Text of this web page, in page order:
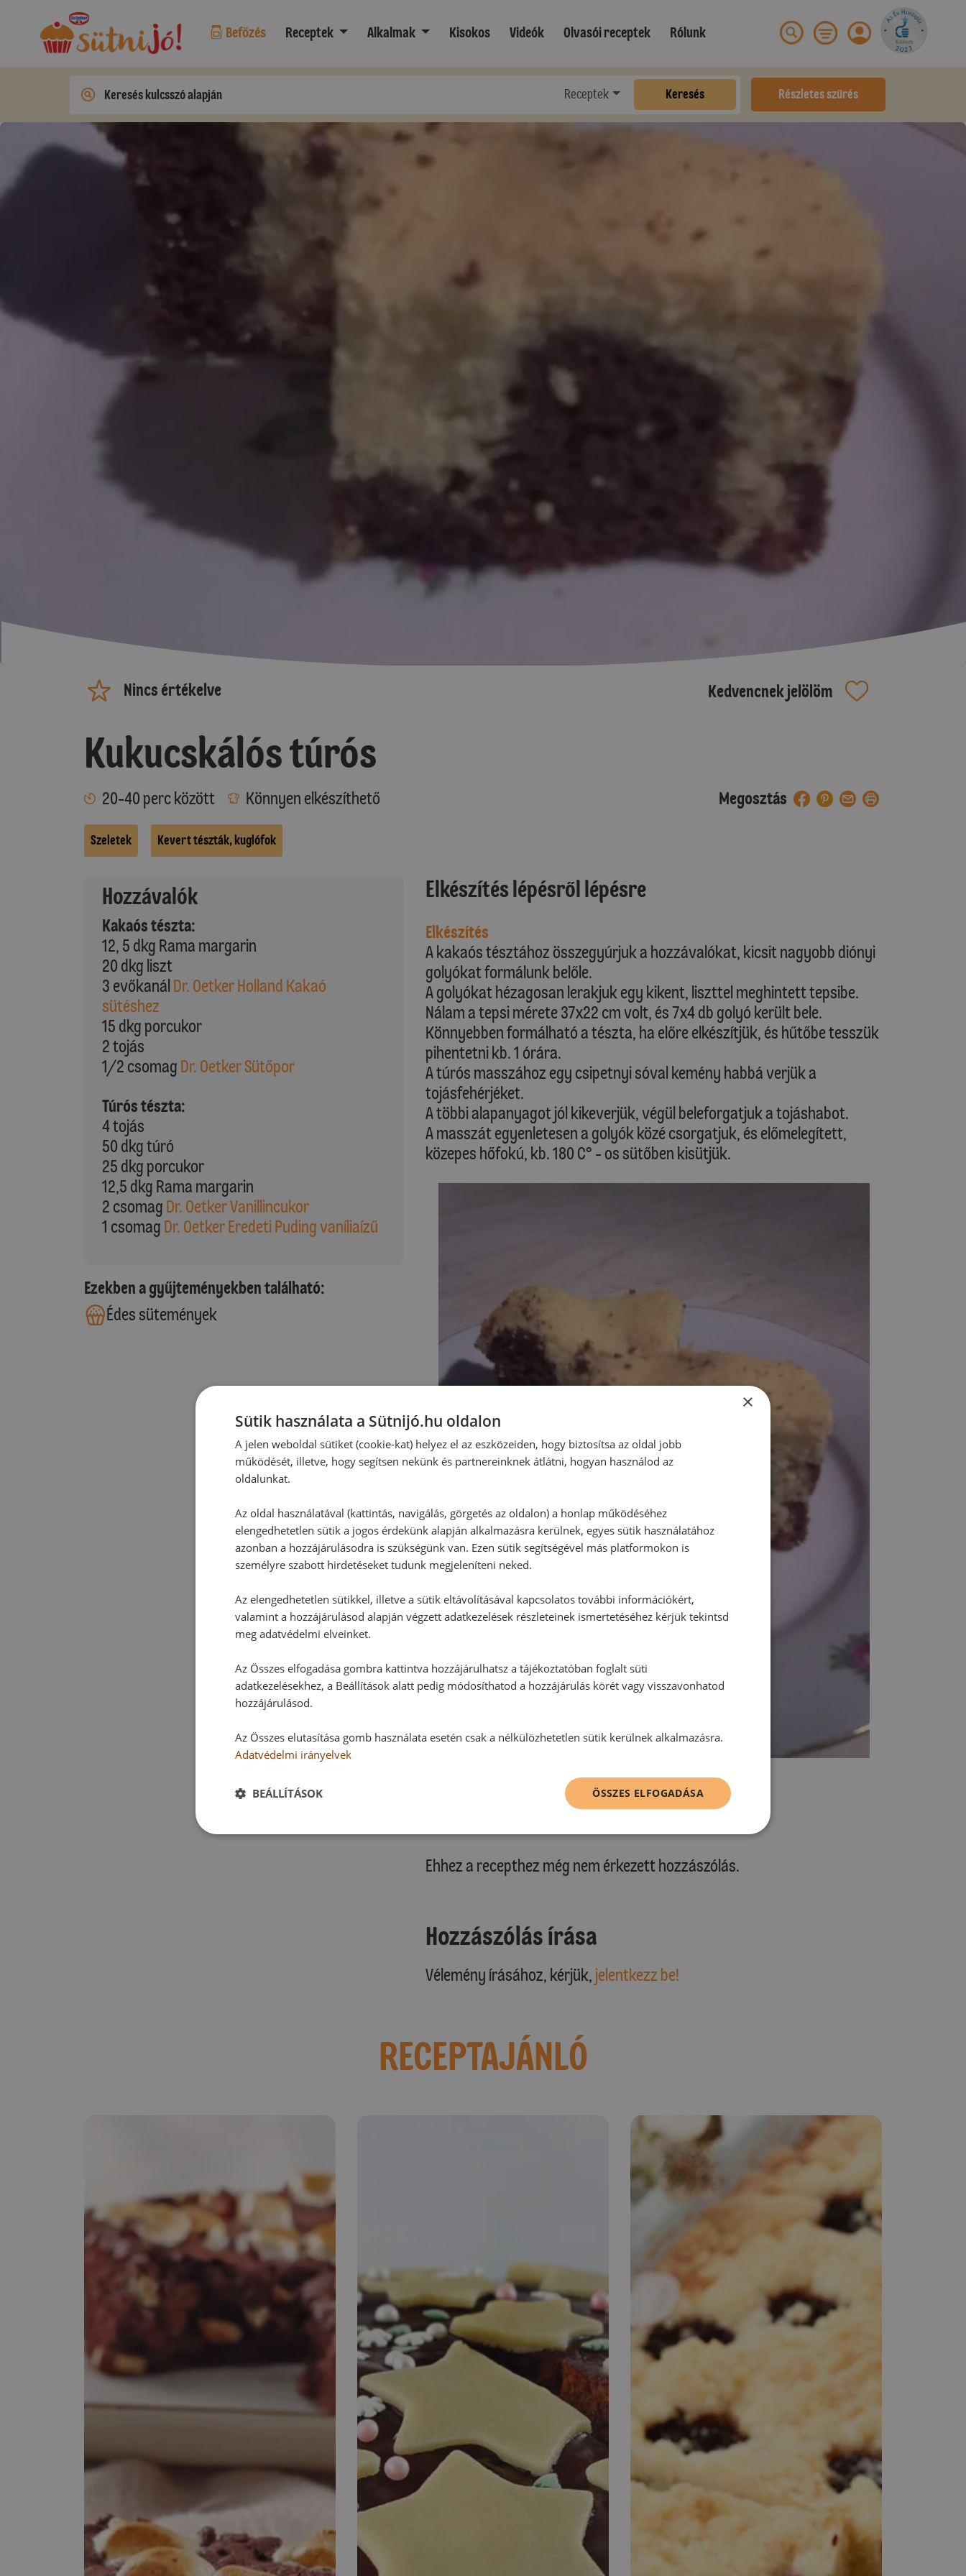
Befőzés Receptek Alkalmak Kisokos Videók Olvasói receptek Rólunk
Receptek Keresés Részletes szűrés
Nincs értékelve Kedvencnek jelölöm
Kukucskálós túrós
20-40 perc között Könnyen elkészíthető Megosztás
Szeletek Kevert tészták, kuglófok
Hozzávalók
Kakaós tészta:
12, 5 dkg Rama margarin
20 dkg liszt
3 evőkanálDr. Oetker Holland Kakaó
sütéshez
15 dkg porcukor
2 tojás
1/2 csomag Dr. Oetker Sütőpor
Túrós tészta:
4 tojás
50 dkg túró
25 dkg porcukor
12,5 dkg Rama margarin
2 csomag Dr. Oetker Vanillincukor
1 csomag Dr. Oetker Eredeti Puding vaníliaízű
Ezekben a gyűjteményekben található:
Édes sütemények
Elkészítés lépésről lépésre
Elkészítés
A kakaós tésztához összegyúrjuk a hozzávalókat, kicsit nagyobb diónyi
golyókat formálunk belőle.
A golyókat hézagosan lerakjuk egy kikent, liszttel meghintett tepsibe.
Nálam a tepsi mérete 37x22 cm volt, és 7x4 db golyó került bele.
Könnyebben formálható a tészta, ha előre elkészítjük, és hűtőbe tesszük
pihentetni kb. 1 órára.
A túrós masszához egy csipetnyi sóval kemény habbá verjük a
tojásfehérjéket.
A többi alapanyagot jól kikeverjük, végül beleforgatjuk a tojáshabot.
A masszát egyenletesen a golyók közé csorgatjuk, és előmelegített,
közepes hőfokú, kb. 180 C° - os sütőben kisütjük.
Ehhez a recepthez még nem érkezett hozzászólás.
Hozzászólás írása
Vélemény írásához, kérjük, jelentkezz be!
RECEPTAJÁNLÓ
×
Sütik használata a Sütnijó.hu oldalon
A jelen weboldal sütiket (cookie-kat) helyez el az eszközeiden, hogy biztosítsa az oldal jobb
működését, illetve, hogy segítsen nekünk és partnereinknek átlátni, hogyan használod az
oldalunkat.
Az oldal használatával (kattintás, navigálás, görgetés az oldalon) a honlap működéséhez
elengedhetetlen sütik a jogos érdekünk alapján alkalmazásra kerülnek, egyes sütik használatához
azonban a hozzájárulásodra is szükségünk van. Ezen sütik segítségével más platformokon is
személyre szabott hirdetéseket tudunk megjeleníteni neked.
Az elengedhetetlen sütikkel, illetve a sütik eltávolításával kapcsolatos további információkért,
valamint a hozzájárulásod alapján végzett adatkezelések részleteinek ismertetéséhez kérjük tekintsd
meg adatvédelmi elveinket.
Az Összes elfogadása gombra kattintva hozzájárulhatsz a tájékoztatóban foglalt süti
adatkezelésekhez, a Beállítások alatt pedig módosíthatod a hozzájárulás körét vagy visszavonhatod
hozzájárulásod.
Az Összes elutasítása gomb használata esetén csak a nélkülözhetetlen sütik kerülnek alkalmazásra.
Adatvédelmi irányelvek
ÖSSZES ELFOGADÁSA
BEÁLLÍTÁSOK